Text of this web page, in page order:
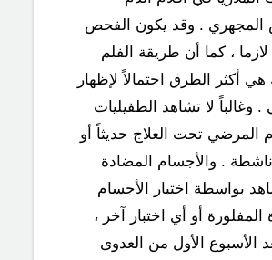
المجهري . وقد يكون الفحص
لازما ، كما أن طريقة الفلم
هي أكثر الطرق احتمالاً لإظهار
. وغالباً لا تشاهد الطفيليات
المرضي تحت العلاج حديثاً أو
. والأجسام المضادة
بواسطة اختبار الأجسام
المفلورة أو أي اختبار آخر ،
الأسبوع الأول من العدوى